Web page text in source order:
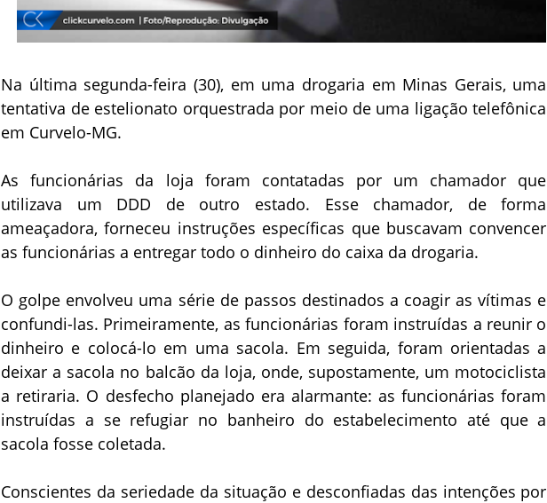
Na última segunda-feira (30), em uma drogaria em Minas Gerais, uma
tentativa de estelionato orquestrada por meio de uma ligação telefônica
em Curvelo-MG.
As funcionárias da loja foram contatadas por um chamador que
utilizava um DDD de outro estado. Esse chamador, de forma
ameaçadora, forneceu instruções específicas que buscavam convencer
as funcionárias a entregar todo o dinheiro do caixa da drogaria.
O golpe envolveu uma série de passos destinados a coagir as vítimas e
confundi-las. Primeiramente, as funcionárias foram instruídas a reunir o
dinheiro e colocá-lo em uma sacola. Em seguida, foram orientadas a
deixar a sacola no balcão da loja, onde, supostamente, um motociclista
a retiraria. O desfecho planejado era alarmante: as funcionárias foram
instruídas a se refugiar no banheiro do estabelecimento até que a
sacola fosse coletada.
Conscientes da seriedade da situação e desconfiadas das intenções por